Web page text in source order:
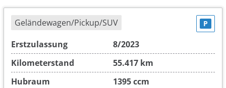
Geländewagen/Pickup/SUV P
Erstzulassung
8/2023
Kilometerstand
55.417 km
Hubraum
1395 ccm